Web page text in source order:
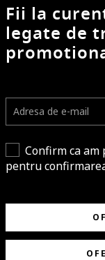
Fii la
legate de
Confirm ca
pentru